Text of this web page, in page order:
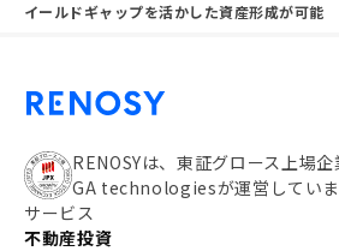
イールドギャップを活かした資産形成が可能
RENOSYは、東証グロース上場企
GA technologiesが運営していま
サービス
不動産投資